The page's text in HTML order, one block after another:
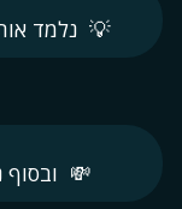
💡 נלמד
💸 ובסוף